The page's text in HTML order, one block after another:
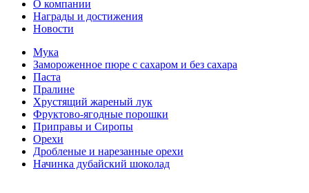
О компании
Награды и достижения
Новости
Мука
Замороженное пюре с сахаром и без сахара
Паста
Пралине
Хрустящий жареный лук
Фруктово-ягодные порошки
Приправы и Сиропы
Орехи
Дробленые и нарезанные орехи
Начинка дубайский шоколад